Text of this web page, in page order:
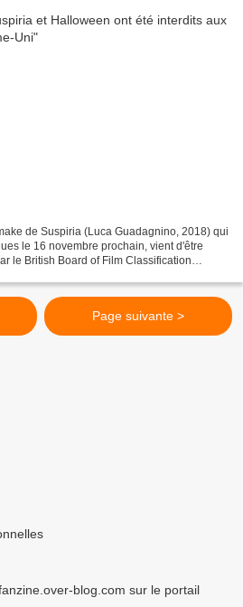
de Suspiria (Luca Guadagnino, 2018) qui
le 16 novembre prochain, vient d'être
le British Board of Film Classification
Page suivante >
blog.com sur le portail